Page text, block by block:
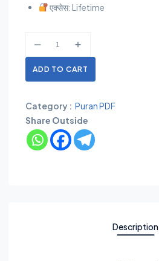
एक्सेस: Lifetime
ADD TO CART
Category : Puran PDF
Share Outside
Description